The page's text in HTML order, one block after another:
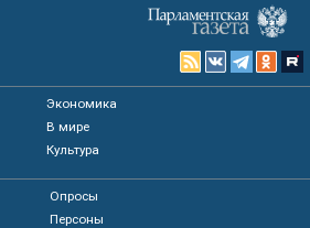
Экономика
В мире
Культура
Опросы
Персоны